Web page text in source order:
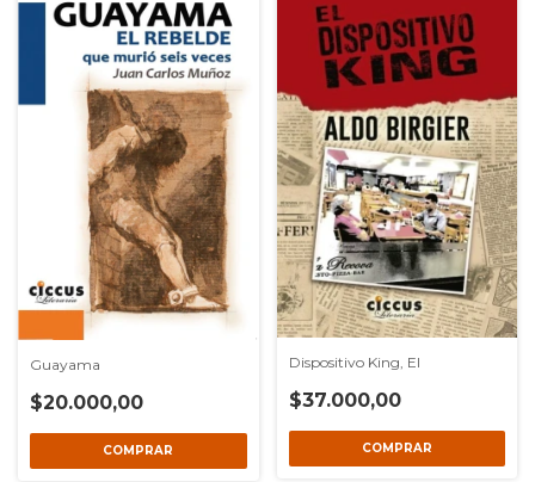
Guayama
$20.000,00
Dispositivo King, El
$37.000,00